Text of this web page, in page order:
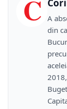
C
A
din